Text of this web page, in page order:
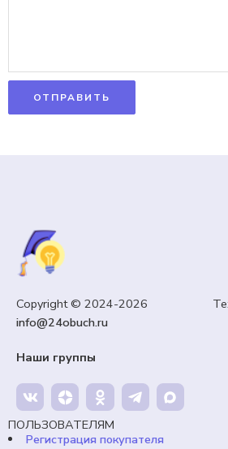
Copyright © 2024-2026
info@24obuch.ru
Наши группы
ПОЛЬЗОВАТЕЛЯМ
Регистрация покупателя